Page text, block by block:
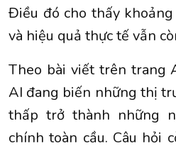
Điều đó cho thấy
và hiệu quả thực tế vẫn
Theo bài viết trên trang
AI đang biến những thị
thấp trở thành những
chính toàn cầu. Câu hỏi